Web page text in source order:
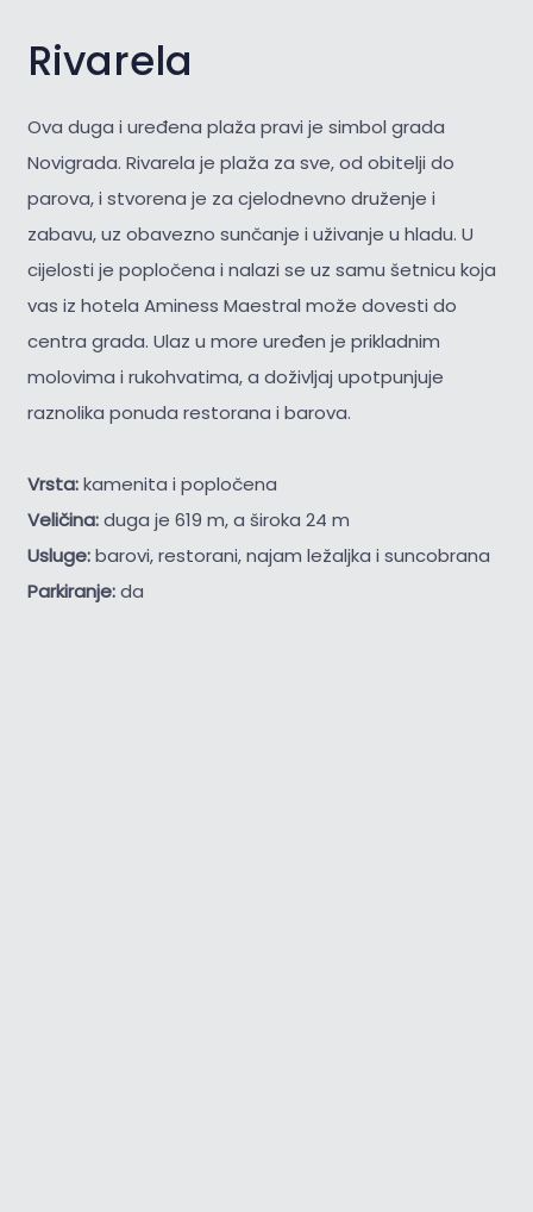
Rivarela
Ova duga i uređena plaža pravi je simbol grada
Novigrada. Rivarela je plaža za sve, od obitelji do
parova, i stvorena je za cjelodnevno druženje i
zabavu, uz obavezno sunčanje i uživanje u hladu. U
cijelosti je popločena i nalazi se uz samu šetnicu koja
vas iz hotela Aminess Maestral može dovesti do
centra grada. Ulaz u more uređen je prikladnim
molovima i rukohvatima, a doživljaj upotpunjuje
raznolika ponuda restorana i barova.
Vrsta:kamenita i popločena
Veličina:duga je 619 m, a široka 24 m
Usluge:barovi, restorani, najam ležaljka i suncobrana
Parkiranje:da